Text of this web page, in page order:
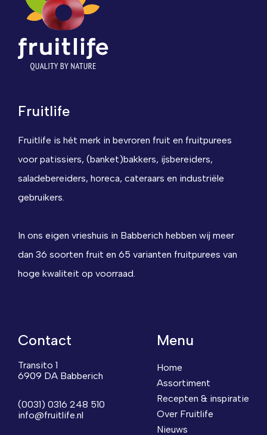
Fruitlife
Fruitlife is hét merk in bevroren fruit en fruitpurees
voor patissiers, (banket)bakkers, ijsbereiders,
saladebereiders, horeca, cateraars en industriële
gebruikers.
In ons eigen vrieshuis in Babberich hebben wij meer
dan 36 soorten fruit en 65 varianten fruitpurees van
hoge kwaliteit op voorraad.
Contact
Transito 1
6909 DA Babberich
(0031) 0316 248 510
info@fruitlife.nl
Menu
Home
Assortiment
Recepten & inspiratie
Over Fruitlife
Nieuws